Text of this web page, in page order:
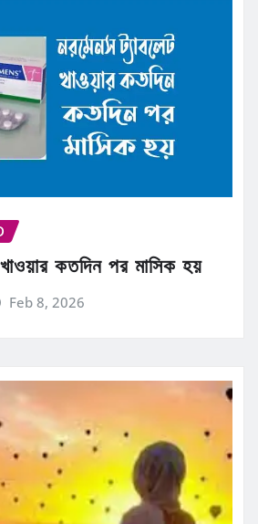
কতদিন পর মাসিক হয়
Feb 8, 2026